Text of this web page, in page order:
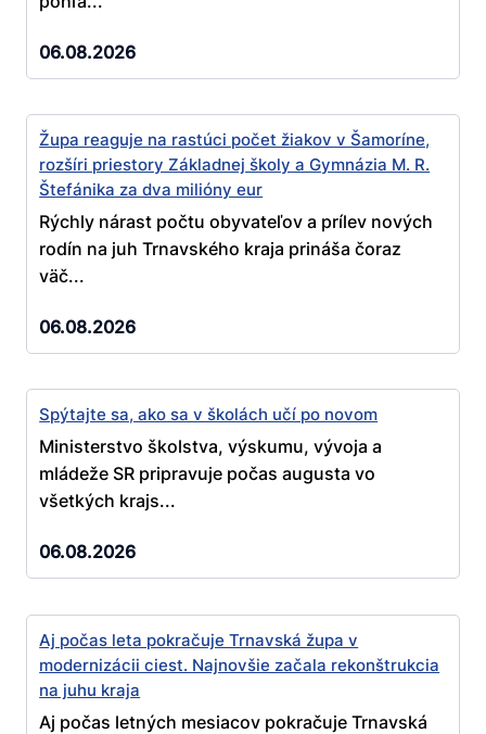
06.08.2026
Župa reaguje na rastúci počet žiakov v Šamoríne,
rozšíri priestory Základnej školy a Gymnázia M. R.
Štefánika za dva milióny eur
Rýchly nárast počtu obyvateľov a prílev nových
rodín na juh Trnavského kraja prináša čoraz
väč...
06.08.2026
Spýtajte sa, ako sa v školách učí po novom
Ministerstvo školstva, výskumu, vývoja a
mládeže SR pripravuje počas augusta vo
všetkých krajs...
06.08.2026
Aj počas leta pokračuje Trnavská župa v
modernizácii ciest. Najnovšie začala rekonštrukcia
na juhu kraja
Aj počas letných mesiacov pokračuje Trnavská